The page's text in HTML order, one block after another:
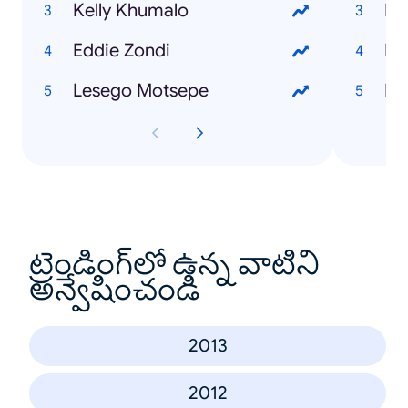
Kelly Khumalo
Eddie Zondi
Lesego Motsepe
ట్రెండింగ్‌లో ఉన్న వాటిని
అన్వేషించండి
2013
2012